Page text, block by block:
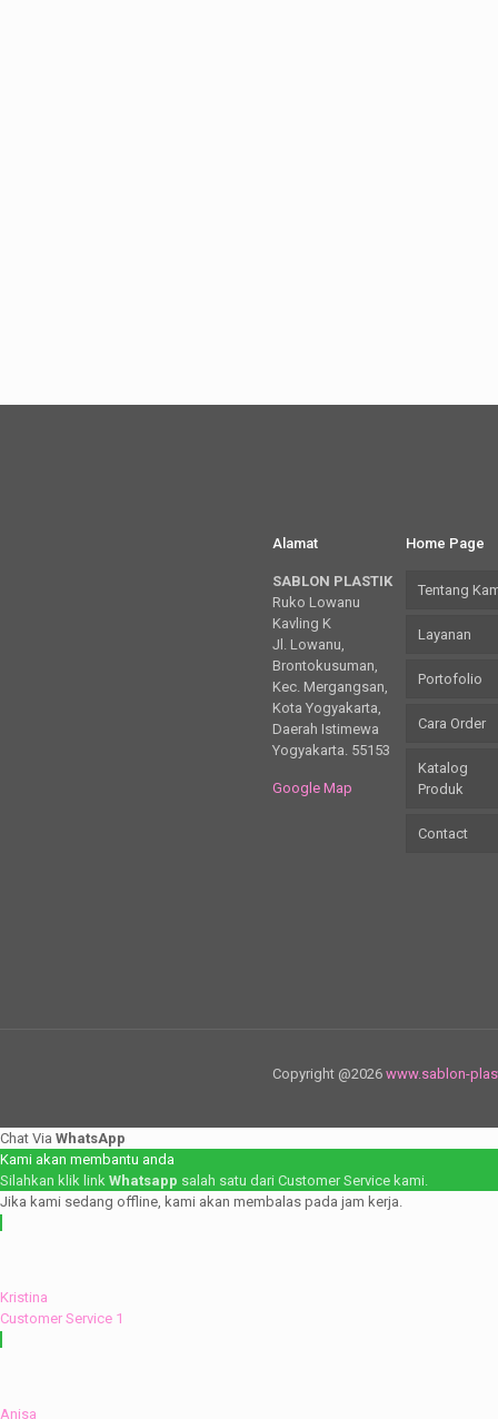
Alamat
SABLON PLASTIK
Ruko Lowanu
Kavling K
Jl. Lowanu,
Brontokusuman,
Kec. Mergangsan,
Kota Yogyakarta,
Daerah Istimewa
Yogyakarta. 55153
Google Map
Home Page
Tentang
Layanan
Portofolio
Cara Order
Katalog
Produk
Contact
Copyright @2026 www.sablon-
Chat Via WhatsApp
Kami akan membantu anda
Silahkan klik link Whatsapp salah satu dari Customer Service kami.
Jika kami sedang offline, kami akan membalas pada jam kerja.
Kristina
Customer Service 1
Anisa